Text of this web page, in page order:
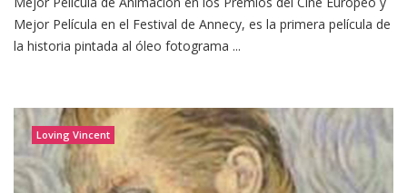
Mejor Película en el Festival de Annecy, es la primera película de
la historia pintada al óleo fotograma ...
Loving Vincent